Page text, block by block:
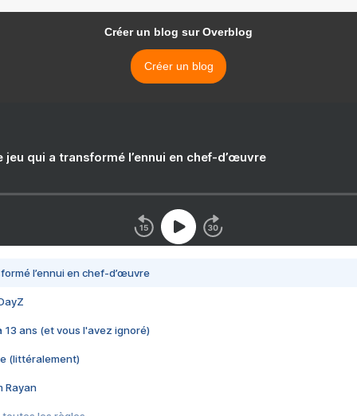
Créer un blog sur Overblog
Créer un blog
jeu qui a transformé l’ennui en chef-d’œuvre
l’ennui en chef-d’œuvre
13 ans (et vous l'avez ignoré)
(littéralement)
Rayan